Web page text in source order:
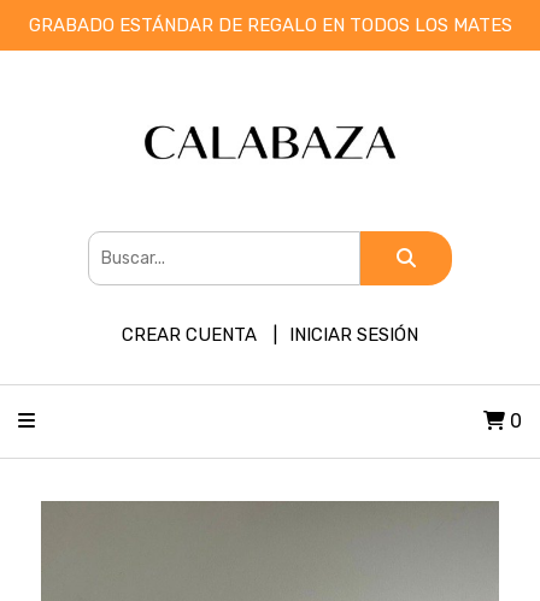
GRABADO ESTÁNDAR DE REGALO EN TODOS LOS MATES
CREAR CUENTA INICIAR SESIÓN
0